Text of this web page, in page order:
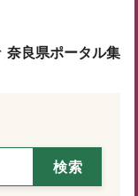
奈良県ポータル集